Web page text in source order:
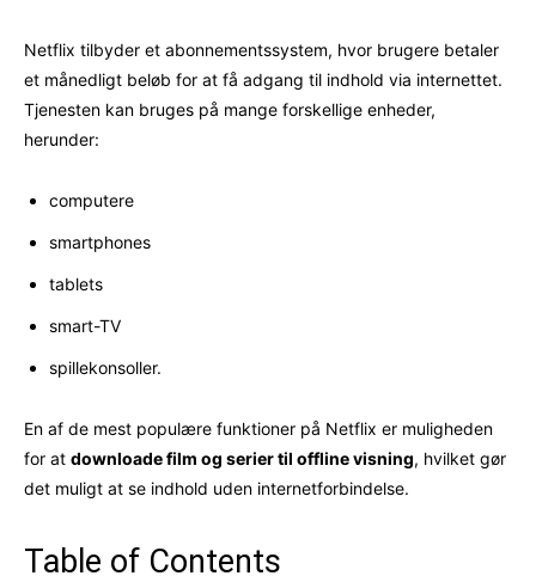
Netflix tilbyder et abonnementssystem, hvor brugere betaler
et månedligt beløb for at få adgang til indhold via internettet.
Tjenesten kan bruges på mange forskellige enheder,
herunder:
computere
smartphones
tablets
smart-TV
spillekonsoller.
En af de mest populære funktioner på Netflix er muligheden
for at downloade film og serier til offline visning, hvilket gør
det muligt at se indhold uden internetforbindelse.
Table of Contents